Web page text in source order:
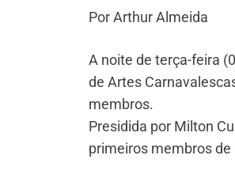
Por Arthur Almeida
A noite de terça-feira
de Artes
membros.
Presidida por Milton
primeiros membros de